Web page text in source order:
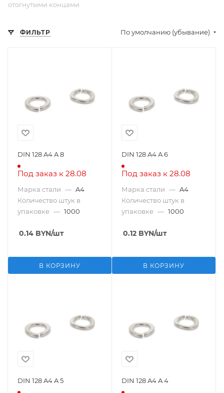
отогнутыми концами
ФИЛЬТР По умолчанию (убывание)
DIN 128 A4 A 8
Под заказ к 28.08
Марка стали — A4
Количество штук в
упаковке — 1000
0.14 BYN/шт
В КОРЗИНУ
DIN 128 A4 A 6
Под заказ к 28.08
Марка стали — A4
Количество штук в
упаковке — 1000
0.12 BYN/шт
В КОРЗИНУ
DIN 128 A4 A 5 DIN 128 A4 A 4